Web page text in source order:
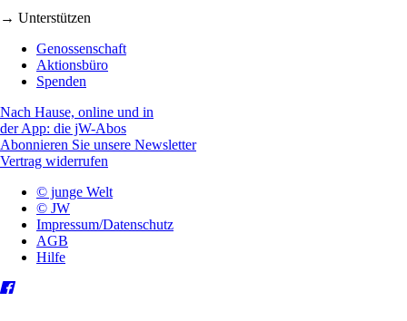
→ Unterstützen
Genossenschaft
Aktionsbüro
Spenden
Nach Hause, online und in
der App: die jW-Abos
Abonnieren Sie unsere Newsletter
Vertrag widerrufen
© junge Welt
© JW
Impressum/Datenschutz
AGB
Hilfe